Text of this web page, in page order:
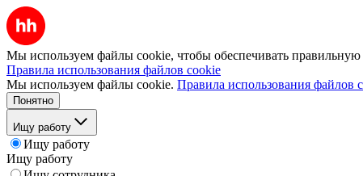
Мы используем файлы cookie, чтобы обеспечивать правильную
Правила использования файлов cookie
Мы используем файлы cookie. Правила использования файлов
Понятно
Ищу работу
Ищу работу
Ищу работу